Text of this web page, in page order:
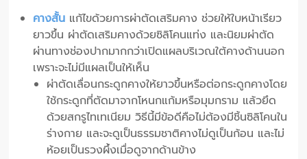
คางสั้น แก้ไขด้วยการผ่าตัดเสริมคาง ช่วยให้ใบหน้าเรียว
ยาวขึ้น ผ่าตัดเสริมคางด้วยซิลิโคนแท่ง และนิยมผ่าตัด
ผ่านทางช่องปากมากกว่าเปิดแผลบริเวณใต้คางด้านนอก
เพราะจะไม่มีแผลเป็นให้เห็น
ผ่าตัดเลื่อนกระดูกคางให้ยาวขึ้นหรือต่อกระดูกคางโดย
ใช้กระดูกที่ตัดมาจากโหนกแก้มหรือมุมกราม แล้วยึด
ด้วยสกรูไทเทเนียม วิธีนี้มีข้อดีคือไม่ต้องมีชิ้นซิลิโคนใน
ร่างกาย และจะดูเป็นธรรมชาติคางไม่ดูเป็นก้อน และไม่
ห้อยเป็นรวงผึ้งเมื่อดูจากด้านข้าง